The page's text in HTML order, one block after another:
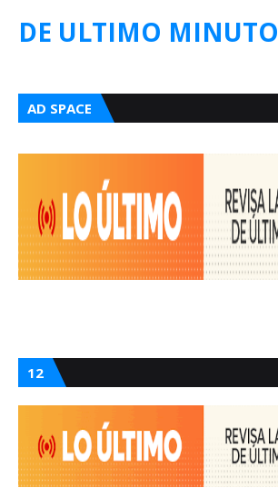
DE ULTIMO MINUTO
AD SPACE
12